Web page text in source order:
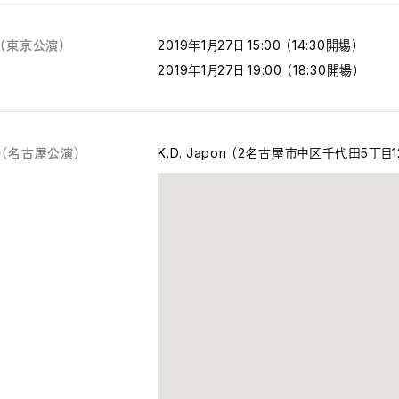
東京公演）
2019年1月27日 15:00 （14:30開場）
2019年1月27日 19:00 （18:30開場）
名古屋公演） K.D. Japon （2名古屋市中区千代田5丁目